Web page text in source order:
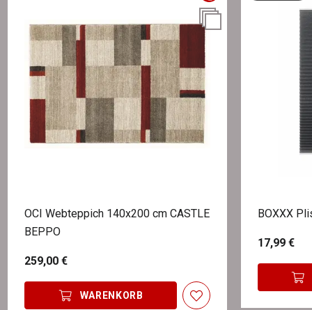
OCI Webteppich 140x200 cm CASTLE
BEPPO
259,00 €
WARENKORB
BOXXX
17,99 €